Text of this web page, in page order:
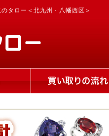
タロー＜北九州・八幡西区＞
買い取りの流れ